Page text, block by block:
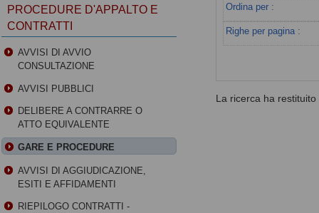
Ordina per :
Righe per pagina :
La ricerca ha restituito
PROCEDURE D'APPALTO E
CONTRATTI
AVVISI DI AVVIO
CONSULTAZIONE
AVVISI PUBBLICI
DELIBERE A CONTRARRE O
ATTO EQUIVALENTE
GARE E PROCEDURE
AVVISI DI AGGIUDICAZIONE,
ESITI E AFFIDAMENTI
RIEPILOGO CONTRATTI -